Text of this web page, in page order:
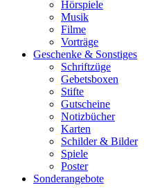
Hörspiele
Musik
Filme
Vorträge
Geschenke & Sonstiges
Schriftzüge
Gebetsboxen
Stifte
Gutscheine
Notizbücher
Karten
Schilder & Bilder
Spiele
Poster
Sonderangebote